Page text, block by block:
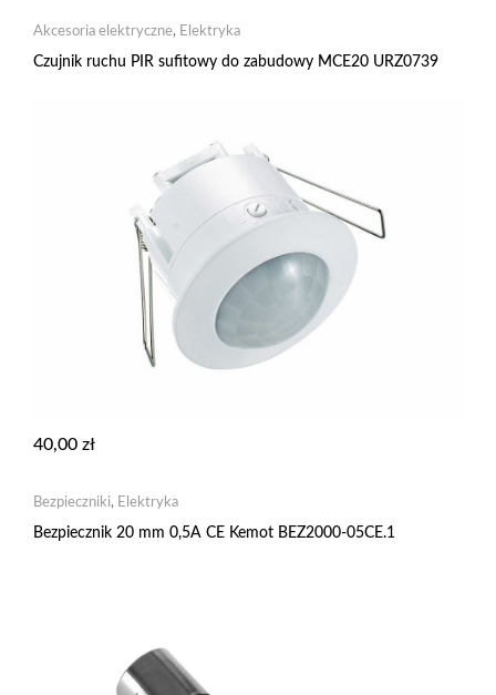
Akcesoria elektryczne, Elektryka
Czujnik ruchu PIR sufitowy do zabudowy MCE20 URZ0739
40,00 zł
Bezpieczniki, Elektryka
Bezpiecznik 20 mm 0,5A CE Kemot BEZ2000-05CE.1